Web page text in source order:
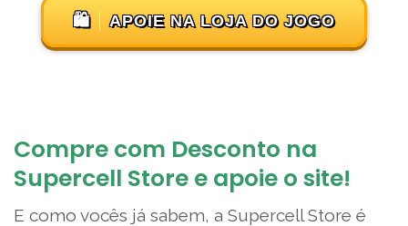
🛍️ APOIE NA LOJA DO JOGO
Compre com Desconto na
Supercell Store e apoie o site!
E como vocês já sabem, a Supercell Store é